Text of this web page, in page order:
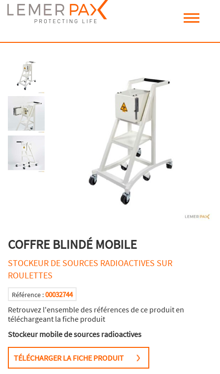
COFFRE BLINDÉ MOBILE
STOCKEUR DE SOURCES RADIOACTIVES SUR
ROULETTES
Référence :00032744
Retrouvez l'ensemble des références de ce produit en
téléchargeant la fiche produit
Stockeur mobile de sources radioactives
TÉLÉCHARGER LA FICHE PRODUIT